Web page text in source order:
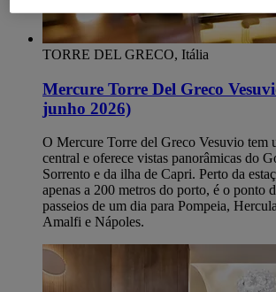
TORRE DEL GRECO, Itália
Mercure Torre Del Greco
junho 2026)
O Mercure Torre del Greco Vesuvio tem
central e oferece vistas panorâmicas do
Sorrento e da ilha de Capri. Perto da
apenas a 200 metros do porto, é o ponto
passeios de um dia para Pompeia,
Amalfi e Nápoles.